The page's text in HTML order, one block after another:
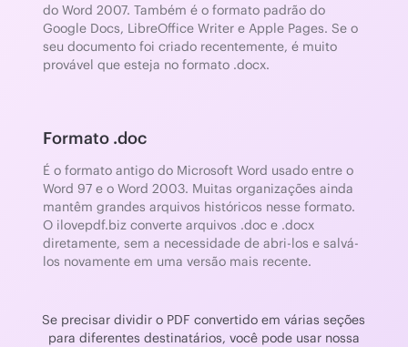
do Word 2007. Também é o formato padrão do
Google Docs, LibreOffice Writer e Apple Pages. Se o
seu documento foi criado recentemente, é muito
provável que esteja no formato .docx.
Formato .doc
É o formato antigo do Microsoft Word usado entre o
Word 97 e o Word 2003. Muitas organizações ainda
mantêm grandes arquivos históricos nesse formato.
O ilovepdf.biz converte arquivos .doc e .docx
diretamente, sem a necessidade de abri-los e salvá-
los novamente em uma versão mais recente.
Se precisar dividir o PDF convertido em várias seções
para diferentes destinatários, você pode usar nossa